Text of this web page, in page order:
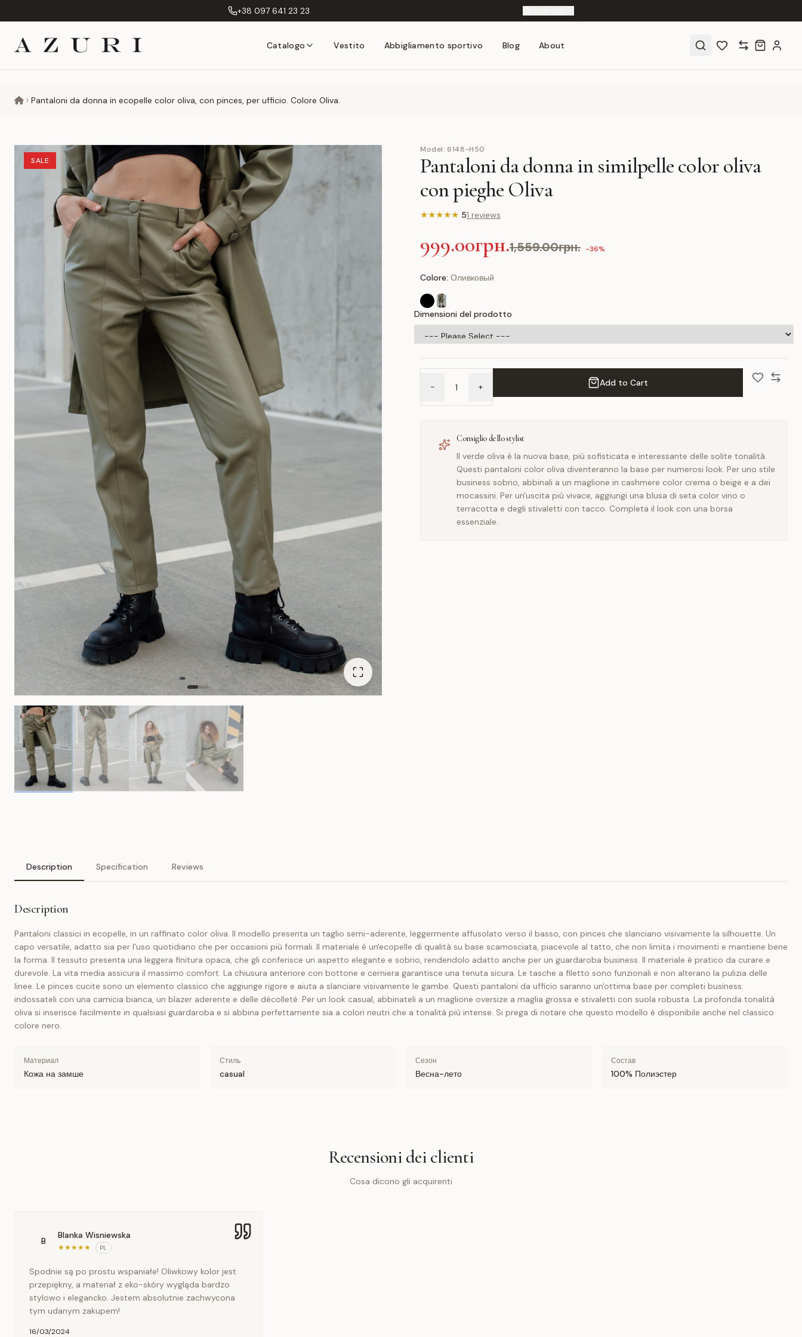
+38 097 641 23 23
Catalogo Vestito Abbigliamento sportivo Blog About
Pantaloni da donna in ecopelle color oliva, con pinces, per ufficio. Colore Oliva.
SALE
Model: 6148-H50
Pantaloni da donna in similpelle color oliva
con pieghe Oliva
★★★★★ 51 reviews
999.00грн.1,559.00грн. -36%
Colore: Оливковый
Dimensioni del prodotto
- + Add to Cart
Consiglio dello stylist
Il verde oliva è la nuova base, più sofisticata e interessante delle solite tonalità.
Questi pantaloni color oliva diventeranno la base per numerosi look. Per uno stile
business sobrio, abbinali a un maglione in cashmere color crema o beige e a dei
mocassini. Per un'uscita più vivace, aggiungi una blusa di seta color vino o
terracotta e degli stivaletti con tacco. Completa il look con una borsa
essenziale.
Description Specification Reviews
Description
Pantaloni classici in ecopelle, in un raffinato color oliva. Il modello presenta un taglio semi-aderente, leggermente affusolato verso il basso, con pinces che slanciano visivamente la silhouette. Un
capo versatile, adatto sia per l'uso quotidiano che per occasioni più formali. Il materiale è un'ecopelle di qualità su base scamosciata, piacevole al tatto, che non limita i movimenti e mantiene bene
la forma. Il tessuto presenta una leggera finitura opaca, che gli conferisce un aspetto elegante e sobrio, rendendolo adatto anche per un guardaroba business. Il materiale è pratico da curare e
durevole. La vita media assicura il massimo comfort. La chiusura anteriore con bottone e cerniera garantisce una tenuta sicura. Le tasche a filetto sono funzionali e non alterano la pulizia delle
linee. Le pinces cucite sono un elemento classico che aggiunge rigore e aiuta a slanciare visivamente le gambe. Questi pantaloni da ufficio saranno un'ottima base per completi business:
indossateli con una camicia bianca, un blazer aderente e delle décolleté. Per un look casual, abbinateli a un maglione oversize a maglia grossa e stivaletti con suola robusta. La profonda tonalità
oliva si inserisce facilmente in qualsiasi guardaroba e si abbina perfettamente sia a colori neutri che a tonalità più intense. Si prega di notare che questo modello è disponibile anche nel classico
colore nero.
Материал
Кожа на замше
Стиль
casual
Сезон
Весна-лето
Состав
100% Полиэстер
Recensioni dei clienti
Cosa dicono gli acquirenti
B
Blanka Wisniewska
★★★★★ PL
Spodnie są po prostu wspaniałe! Oliwkowy kolor jest
przepiękny, a materiał z eko-skóry wygląda bardzo
stylowo i elegancko. Jestem absolutnie zachwycona
tym udanym zakupem!
16/03/2024